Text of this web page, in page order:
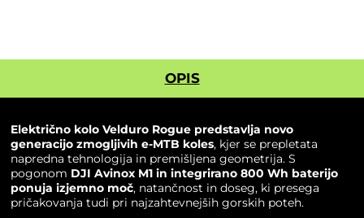
OPIS
Električno kolo Velduro Rogue predstavlja novo
generacijo zmogljivih e-MTB koles, kjer se prepletata
napredna tehnologija in premišljena geometrija. S
pogonom DJI Avinox M1 in integrirano 800 Wh baterijo
ponuja izjemno moč, natančnost in doseg, ki presega
pričakovanja tudi pri najzahtevnejših gorskih poteh.